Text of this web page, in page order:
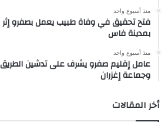
منذ أسبوع واحد
فتح تحقيق في وفاة طبيب يعمل بصفرو
بمدينة فاس
منذ أسبوع واحد
عامل إقليم صفرو يشرف على تدشين الطريق
وجماعة إغزران
أخر المقالات